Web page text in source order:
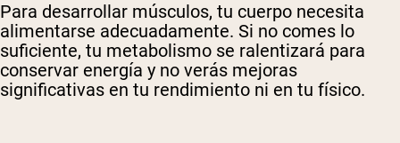
Para desarrollar músculos, tu cuerpo necesita
alimentarse adecuadamente. Si no comes lo
suficiente, tu metabolismo se ralentizará para
conservar energía y no verás mejoras
significativas en tu rendimiento ni en tu físico.